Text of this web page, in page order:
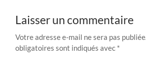
Laisser un commentaire
Votre adresse e-mail ne sera pas publiée.
obligatoires sont indiqués avec *